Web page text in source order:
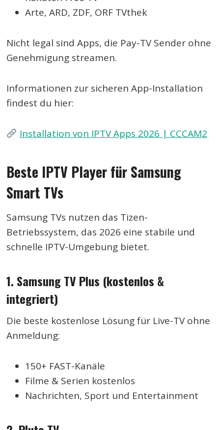
Arte, ARD, ZDF, ORF TVthek
Nicht legal sind Apps, die Pay-TV Sender ohne
Genehmigung streamen.
Informationen zur sicheren App-Installation
findest du hier:
Installation von IPTV Apps 2026 | CCCAM2
Beste IPTV Player für Samsung
Smart TVs
Samsung TVs nutzen das Tizen-
Betriebssystem, das 2026 eine stabile und
schnelle IPTV-Umgebung bietet.
1. Samsung TV Plus (kostenlos &
integriert)
Die beste kostenlose Lösung für Live-TV ohne
Anmeldung:
150+ FAST-Kanäle
Filme & Serien kostenlos
Nachrichten, Sport und Entertainment